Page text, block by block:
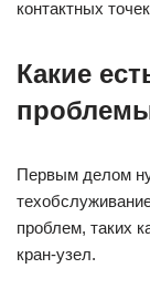
контактных
Какие
Первым делом
проблем, таких
кран-узел.